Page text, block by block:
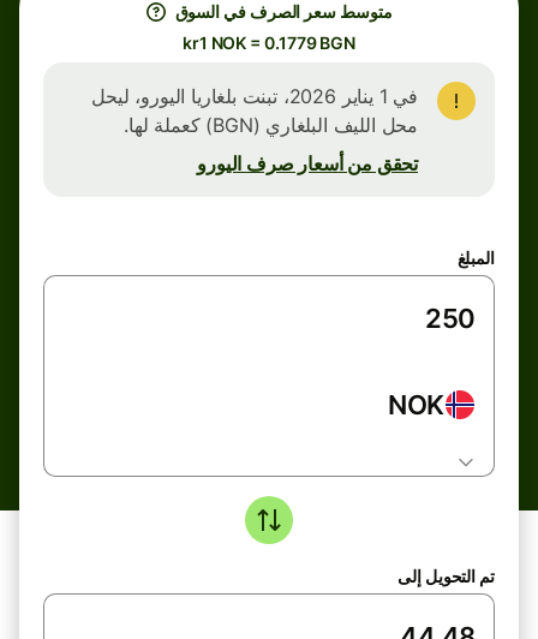
متوسط ​​سعر الصرف في السوق
kr1 NOK = 0.1779 BGN
في 1 يناير 2026، تبنت بلغاريا اليورو، ليحل
محل الليف البلغاري (BGN) كعملة لها.
تحقق من أسعار صرف اليورو
المبلغ
NOK
تم التحويل إلى